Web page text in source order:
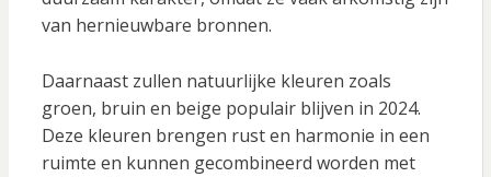
van hernieuwbare bronnen.
Daarnaast zullen natuurlijke kleuren zoals
groen, bruin en beige populair blijven in 2024.
Deze kleuren brengen rust en harmonie in een
ruimte en kunnen gecombineerd worden met